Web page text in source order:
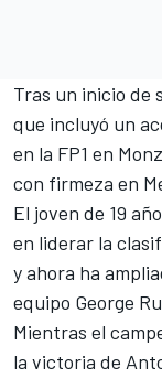
Tras un inicio de
que incluyó un
en la FP1 en
con firmeza en
El joven de 19
en liderar la
y ahora ha
equipo George
Mientras el
la victoria de